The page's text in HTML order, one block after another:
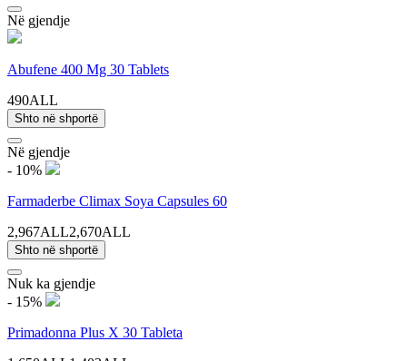
Në gjendje
Abufene 400 Mg 30 Tablets
490ALL
Shto në shportë
Në gjendje
- 10%
Farmaderbe Climax Soya Capsules 60
2,967ALL2,670ALL
Shto në shportë
Nuk ka gjendje
- 15%
Primadonna Plus X 30 Tableta